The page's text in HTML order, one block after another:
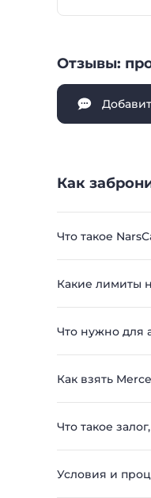
Отзывы:
Как
Что такое
Какие лимиты
Что нужно для
Как взять
Что такое
Условия и